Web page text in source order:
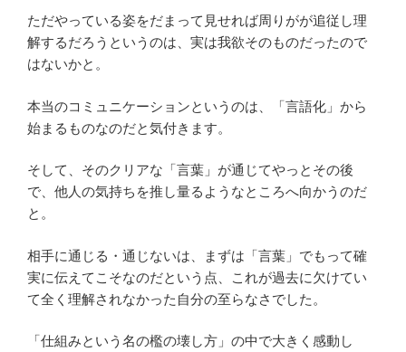
ただやっている姿をだまって見せれば周りがが追従し理
解するだろうというのは、実は我欲そのものだったので
はないかと。
本当のコミュニケーションというのは、「言語化」から
始まるものなのだと気付きます。
そして、そのクリアな「言葉」が通じてやっとその後
で、他人の気持ちを推し量るようなところへ向かうのだ
と。
相手に通じる・通じないは、まずは「言葉」でもって確
実に伝えてこそなのだという点、これが過去に欠けてい
て全く理解されなかった自分の至らなさでした。
「仕組みという名の檻の壊し方」の中で大きく感動し